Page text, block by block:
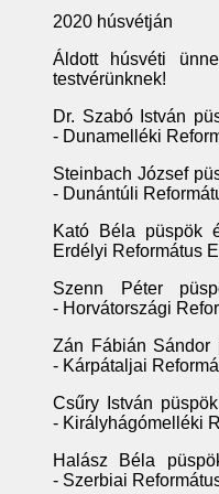
2020 húsvétján
Áldott húsvéti
testvérünknek!
Dr. Szabó István
- Dunamelléki
Steinbach József
- Dunántúli
Kató Béla püspök
Erdélyi Református
Szenn Péter
- Horvátországi
Zán Fábián Sándor
- Kárpátaljai
Csűry István
- Királyhágómelléki
Halász Béla
- Szerbiai